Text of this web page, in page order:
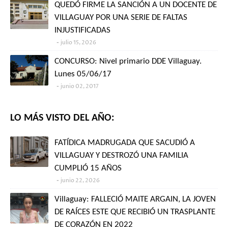
QUEDÓ FIRME LA SANCIÓN A UN DOCENTE DE
VILLAGUAY POR UNA SERIE DE FALTAS
INJUSTIFICADAS
julio 15, 2026
CONCURSO: Nivel primario DDE Villaguay.
Lunes 05/06/17
junio 02, 2017
LO MÁS VISTO DEL AÑO:
FATÍDICA MADRUGADA QUE SACUDIÓ A
VILLAGUAY Y DESTROZÓ UNA FAMILIA
CUMPLIÓ 15 AÑOS
junio 22, 2026
Villaguay: FALLECIÓ MAITE ARGAIN, LA JOVEN
DE RAÍCES ESTE QUE RECIBIÓ UN TRASPLANTE
DE CORAZÓN EN 2022